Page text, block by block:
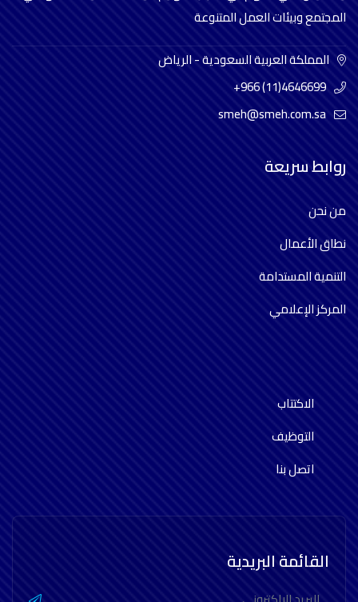
المجتمع وبيئات العمل المتنوعة
المملكة العربية السعودية - الرياض
+966 (11)4646699
smeh@smeh.com.sa
روابط سريعة
من نحن
نطاق الأعمال
التنمية المستدامة
المركز الإعلامي
الاكتتاب
التوظيف
اتصل بنا
القائمة البريدية